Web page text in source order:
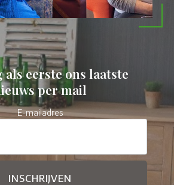
als eerste ons laatste
per mail
E-mailadres